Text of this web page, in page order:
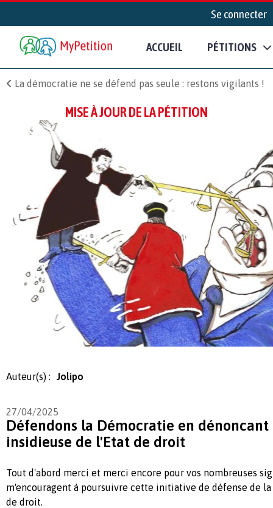
Se connecter
ACCUEIL PÉTITIONS
La démocratie ne se défend pas seule : restons vigilants !
MISE À JOUR DE LA PÉTITION
Auteur(s) : Jolipo
27/04/2025
Défendons la Démocratie en
insidieuse de l'Etat de droit
Tout d'abord merci et merci encore pour vos nombreuses
m'encouragent à poursuivre cette initiative de défense de
de droit.